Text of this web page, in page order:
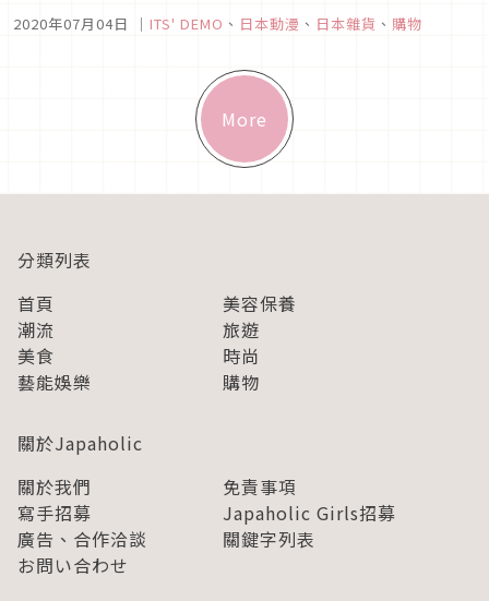
次就來介紹一下最近《小魔女DoReMi》和雜貨品牌ITS' DEMO
2020年07月04日 ｜ ITS' DEMO 、 日本動漫 、 日本雜貨 、 購物
More
分類列表
首頁
美容保養
潮流
旅遊
美食
時尚
藝能娛樂
購物
關於Japaholic
關於我們
免責事項
寫手招募
Japaholic Girls招募
廣告、合作洽談
關鍵字列表
お問い合わせ